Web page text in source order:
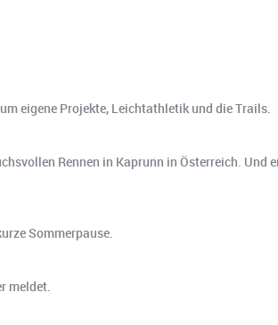
eigene Projekte, Leichtathletik und die Trails.
Rennen in Kaprunn in Österreich. Und
Sommerpause.
meldet.